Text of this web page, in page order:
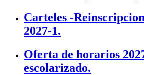
Carteles -
2027-1.
Oferta de horarios
escolarizado.